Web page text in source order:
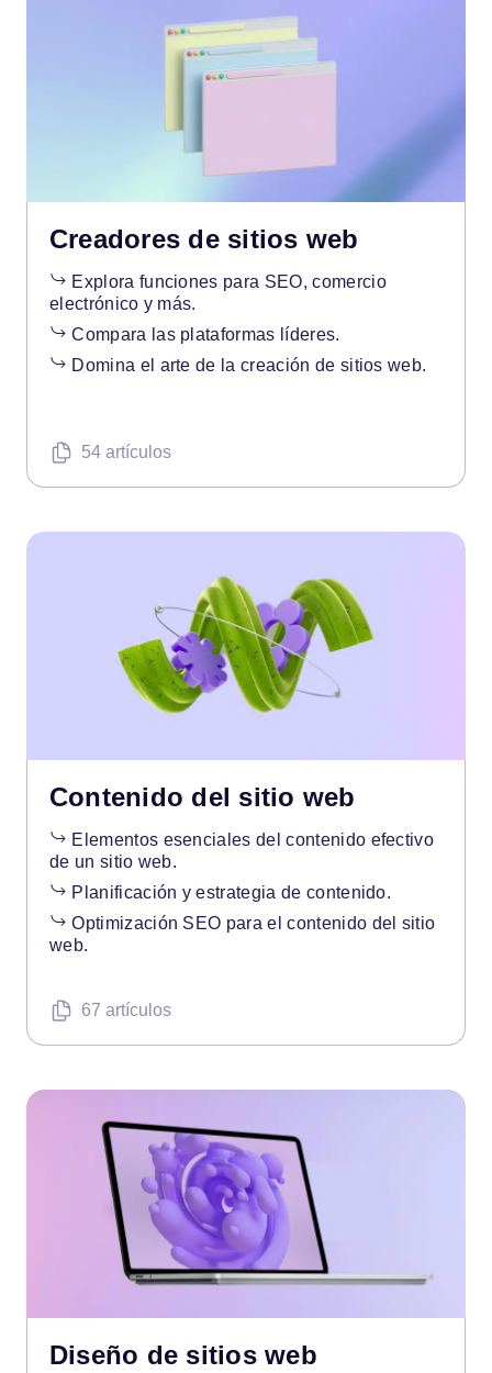
Creadores de sitios web
Explora funciones para SEO, comercio
electrónico y más.
Compara las plataformas líderes.
Domina el arte de la creación de sitios web.
54 artículos
Contenido del sitio web
Elementos esenciales del contenido efectivo
de un sitio web.
Planificación y estrategia de contenido.
Optimización SEO para el contenido del sitio
web.
67 artículos
Diseño de sitios web